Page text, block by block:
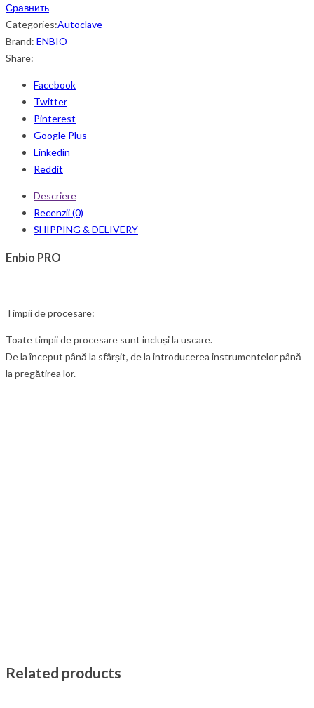
Сравнить
Categories:Autoclave
Brand: ENBIO
Share:
Facebook
Twitter
Pinterest
Google Plus
Linkedin
Reddit
Descriere
Recenzii (0)
SHIPPING & DELIVERY
Enbio PRO
Timpii de procesare:
Toate timpii de procesare sunt incluși la uscare.
De la început până la sfârșit, de la introducerea instrumentelor până
la pregătirea lor.
Related products